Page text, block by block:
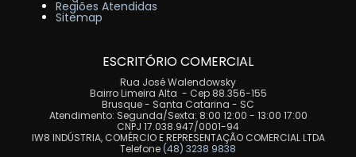
Regiões Atendidas
Sitemap
ESCRITÓRIO COMERCIAL
Rua José Walendowsky
Bairro Limeira Alta - Cep 88.356-155
Brusque - Santa Catarina - SC
Atendimento: Segunda/Sexta: 8:00 12:00 - 13:00 17:00
CNPJ 17.038.947/0001-94
IW8 INDÚSTRIA, COMÉRCIO E REPRESENTAÇÃO COMERCIAL LTDA
Telefone (48) 3238 9838